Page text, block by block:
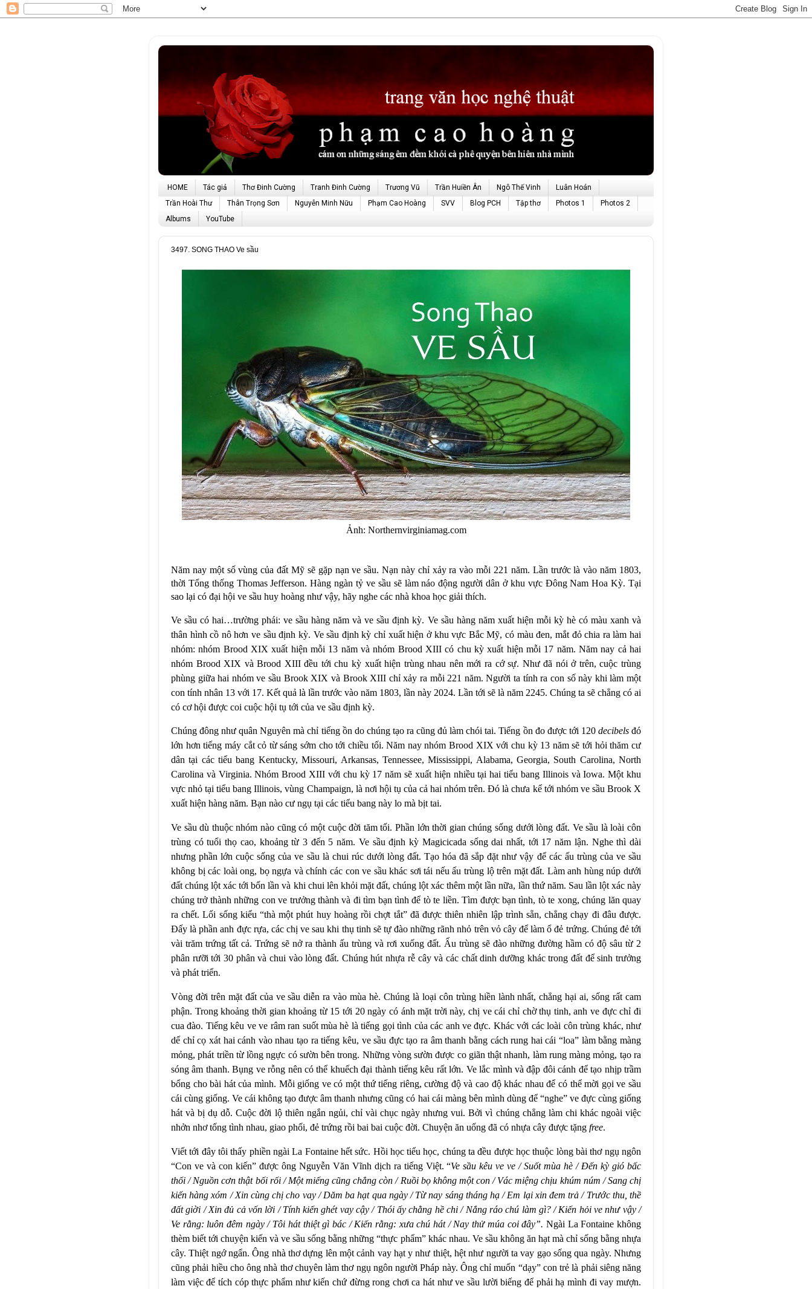
HOME Tác giả Thơ Đinh Cường Tranh Đinh Cường Trương Vũ Trần Huiền Ân Ngô Thế Vinh
Luân Hoán
Trần Hoài Thư
Thân Trọng Sơn Nguyễn Minh Nữu Phạm Cao Hoàng SVV Blog PCH Tập thơ Photos 1
Photos 2
Albums
YouTube
3497. SONG THAO Ve sầu
Ảnh: Northernvirginiamag.com
Năm nay một số vùng của đất Mỹ sẽ gặp nạn ve sầu. Nạn này chỉ xảy ra vào mỗi 221 năm. Lần trước là vào năm 1803,
thời Tổng thống Thomas Jefferson. Hàng ngàn tỷ ve sầu sẽ làm náo động người dân ở khu vực Đông Nam Hoa Kỳ. Tại
sao lại có đại hội ve sầu huy hoàng như vậy, hãy nghe các nhà khoa học giải thích.
Ve sầu có hai…trường phái: ve sầu hàng năm và ve sầu định kỳ. Ve sầu hàng năm xuất hiện mỗi kỳ hè có màu xanh và
thân hình cồ nô hơn ve sầu định kỳ. Ve sầu định kỳ chỉ xuất hiện ở khu vực Bắc Mỹ, có màu đen, mắt đỏ chia ra làm hai
nhóm: nhóm Brood XIX xuất hiện mỗi 13 năm và nhóm Brood XIII có chu kỳ xuất hiện mỗi 17 năm. Năm nay cả hai
nhóm Brood XIX và Brood XIII đều tới chu kỳ xuất hiện trùng nhau nên mới ra cớ sự. Như đã nói ở trên, cuộc trùng
phùng giữa hai nhóm ve sầu Brook XIX và Brook XIII chỉ xảy ra mỗi 221 năm. Người ta tính ra con số này khi làm một
con tính nhân 13 với 17. Kết quả là lần trước vào năm 1803, lần này 2024. Lần tới sẽ là năm 2245. Chúng ta sẽ chẳng có ai
có cơ hội được coi cuộc hội tụ tới của ve sầu định kỳ.
Chúng đông như quân Nguyên mà chỉ tiếng ồn do chúng tạo ra cũng đủ làm chói tai. Tiếng ồn đo được tới 120 decibelsđó
lớn hơn tiếng máy cắt cỏ từ sáng sớm cho tới chiều tối. Năm nay nhóm Brood XIX với chu kỳ 13 năm sẽ tới hỏi thăm cư
dân tại các tiểu bang Kentucky, Missouri, Arkansas, Tennessee, Mississippi, Alabama, Georgia, South Carolina, North
Carolina và Virginia. Nhóm Brood XIII với chu kỳ 17 năm sẽ xuất hiện nhiều tại hai tiểu bang Illinois và Iowa. Một khu
vực nhỏ tại tiểu bang Illinois, vùng Champaign, là nơi hội tụ của cả hai nhóm trên. Đó là chưa kể tới nhóm ve sầu Brook X
xuất hiện hàng năm. Bạn nào cư ngụ tại các tiểu bang này lo mà bịt tai.
Ve sầu dù thuộc nhóm nào cũng có một cuộc đời tăm tối. Phần lớn thời gian chúng sống dưới lòng đất. Ve sầu là loài côn
trùng có tuổi thọ cao, khoảng từ 3 đến 5 năm. Ve sầu định kỳ Magicicada sống dai nhất, tới 17 năm lận. Nghe thì dài
nhưng phần lớn cuộc sống của ve sầu là chui rúc dưới lòng đất. Tạo hóa đã sắp đặt như vậy để các ấu trùng của ve sầu
không bị các loài ong, bọ ngựa và chính các con ve sầu khác sơi tái nếu ấu trùng lộ trên mặt đất. Làm anh hùng núp dưới
đất chúng lột xác tới bốn lần và khi chui lên khỏi mặt đất, chúng lột xác thêm một lần nữa, lần thứ năm. Sau lần lột xác này
chúng trở thành những con ve trưởng thành và đi tìm bạn tình để tò te liền. Tìm được bạn tình, tò te xong, chúng lăn quay
ra chết. Lối sống kiểu “thà một phút huy hoàng rồi chợt tắt” đã được thiên nhiên lập trình sẵn, chẳng chạy đi đâu được.
Đấy là phần anh đực rựa, các chị ve sau khi thụ tinh sẽ tự đào những rãnh nhỏ trên vỏ cây để làm ổ đẻ trứng. Chúng đẻ tới
vài trăm trứng tất cả. Trứng sẽ nở ra thành ấu trùng và rơi xuống đất. Ấu trùng sẽ đào những đường hầm có độ sâu từ 2
phân rưỡi tới 30 phân và chui vào lòng đất. Chúng hút nhựa rễ cây và các chất dinh dưỡng khác trong đất để sinh trưởng
và phát triển.
Vòng đời trên mặt đất của ve sầu diễn ra vào mùa hè. Chúng là loại côn trùng hiền lành nhất, chẳng hại ai, sống rất cam
phận. Trong khoảng thời gian khoảng từ 15 tới 20 ngày có ánh mặt trời này, chị ve cái chỉ chờ thụ tinh, anh ve đực chỉ đi
cua đào. Tiếng kêu ve ve râm ran suốt mùa hè là tiếng gọi tình của các anh ve đực. Khác với các loài côn trùng khác, như
dế chỉ cọ xát hai cánh vào nhau tạo ra tiếng kêu, ve sầu đực tạo ra âm thanh bằng cách rung hai cái “loa” làm bằng màng
mỏng, phát triền từ lồng ngực có sườn bên trong. Những vòng sườn được co giãn thật nhanh, làm rung màng mỏng, tạo ra
sóng âm thanh. Bụng ve rỗng nên có thể khuếch đại thành tiếng kêu rất lớn. Ve lắc mình và đập đôi cánh để tạo nhịp trầm
bổng cho bài hát của mình. Mỗi giống ve có một thứ tiếng riêng, cường độ và cao độ khác nhau để có thể mời gọi ve sầu
cái cùng giống. Ve cái không tạo được âm thanh nhưng cũng có hai cái màng bên mình dùng để “nghe” ve đực cùng giống
hát và bị dụ dỗ. Cuộc đời lộ thiên ngắn ngủi, chỉ vài chục ngày nhưng vui. Bởi vì chúng chẳng làm chi khác ngoài việc
nhởn nhơ tống tình nhau, giao phối, đẻ trứng rồi bai bai cuộc đời. Chuyện ăn uống đã có nhựa cây được tặng free.
Viết tới đây tôi thấy phiền ngài La Fontaine hết sức. Hồi học tiểu học, chúng ta đều được học thuộc lòng bài thơ ngụ ngôn
“Con ve và con kiến” được ông Nguyễn Văn Vĩnh dịch ra tiếng Việt. “Ve sầu kêu ve ve / Suốt mùa hè / Đến kỳ gió bấc
thổi / Nguồn cơn thật bối rối / Một miếng cũng chẳng còn / Ruồi bọ không một con / Vác miệng chịu khúm núm / Sang chị
kiến hàng xóm / Xin cùng chị cho vay / Dăm ba hạt qua ngày / Từ nay sáng tháng hạ / Em lại xin đem trả / Trước thu, thề
đất giời / Xin đủ cả vốn lời / Tính kiến ghét vay cậy / Thói ấy chằng hề chi / Nắng ráo chú làm gì? / Kiến hỏi ve như vậy /
Ve rằng: luôn đêm ngày / Tôi hát thiệt gì bác / Kiến rằng: xưa chú hát / Nay thử múa coi đây”. Ngài La Fontaine không
thèm biết tới chuyện kiến và ve sầu sống bằng những “thực phẩm” khác nhau. Ve sầu không ăn hạt mà chỉ sống bằng nhựa
cây. Thiệt ngớ ngẩn. Ông nhà thơ dựng lên một cảnh vay hạt y như thiệt, hệt như người ta vay gạo sống qua ngày. Nhưng
cũng phải hiều cho ông nhà thơ chuyên làm thơ ngụ ngôn người Pháp này. Ông chỉ muốn “dạy” con trẻ là phải siêng năng
làm việc để tích cóp thực phẩm như kiến chứ đừng rong chơi ca hát như ve sầu lười biếng để phải hạ mình đi vay mượn.